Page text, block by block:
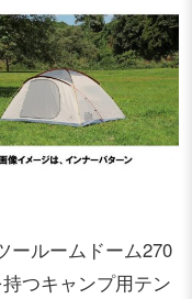
ールームドーム270
つキャンプ用テン